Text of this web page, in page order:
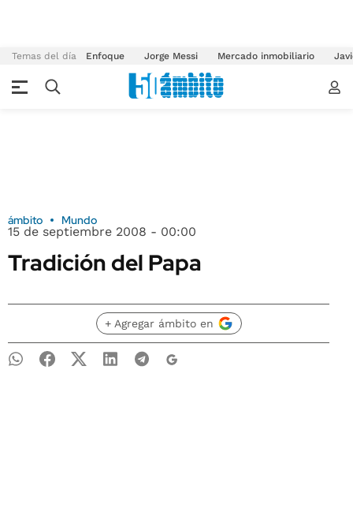
Temas del día Enfoque Jorge Messi Mercado inmobiliario
ámbito Mundo
15 de septiembre 2008 - 00:00
Tradición del Papa
+ Agregar ámbito en